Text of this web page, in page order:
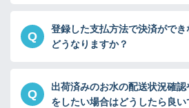
Q
登録した支払方法で決済ができ
どうなりますか？
Q
出荷済みのお水の配送状況確
をしたい場合はどうしたら良い